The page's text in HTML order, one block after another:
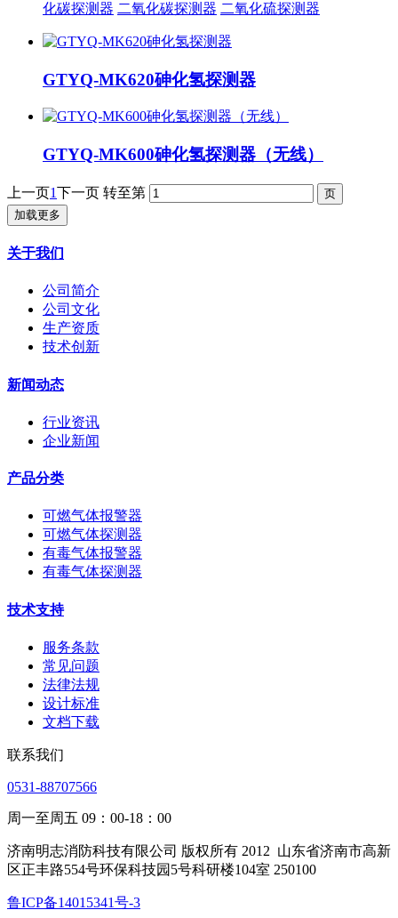
化碳探测器 二氧化碳探测器 二氧化硫探测器
GTYQ-MK620砷化氢探测器
GTYQ-MK600砷化氢探测器（无线）
上一页1下一页 转至第
加载更多
关于我们
公司简介
公司文化
生产资质
技术创新
新闻动态
行业资讯
企业新闻
产品分类
可燃气体报警器
可燃气体探测器
有毒气体报警器
有毒气体探测器
技术支持
服务条款
常见问题
法律法规
设计标准
文档下载
联系我们
0531-88707566
周一至周五 09：00-18：00
济南明志消防科技有限公司 版权所有 2012 山东省济南市高新
区正丰路554号环保科技园5号科研楼104室 250100
鲁ICP备14015341号-3